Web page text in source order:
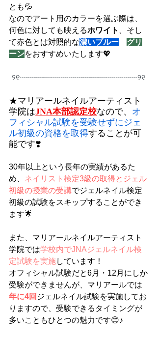
とも💦
なのでアート用のカラーを選ぶ際は、
何色に対しても映えるホワイト
、そし
て赤色とは対照的な濃いブルー
グリ
ーンをおすすめいたします💖
୨୧┈┈┈┈┈┈┈┈┈┈┈┈┈┈┈୨୧
★マリアールネイルアーティスト
学院はJNA本部認定校なので、 オ
フィシャル試験を受験せずにジェ
ル初級の資格を取得することが可
能です❣️
30年以上という長年の実績があるた
め、 ネイリスト検定3級の取得とジェル
初級の授業の受講でジェルネイル検定
初級の試験をスキップすることができ
ます🌟
また、マリアールネイルアーティスト
学院では学校内でJNAジェルネイル検
定試験を実施しています！
オフィシャル試験だと6月・12月にしか
受験ができませんが、マリアールでは
年に4回 ジェルネイル試験を実施してお
りますので、受験できるタイミングが
多いこともひとつの魅力です😊♪